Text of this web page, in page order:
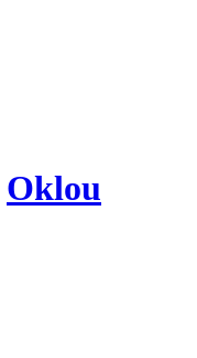
Oklou